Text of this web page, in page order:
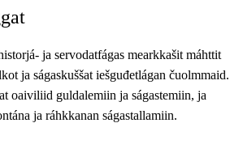
ja servodatfágas mearkkašit máhttit
ja ságaskuššat iešguđetlágan čuolmmaid.
oaiviliid guldalemiin ja ságastemiin, ja
ja ráhkkanan ságastallamiin.